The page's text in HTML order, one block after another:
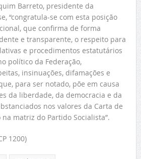
Barreto, presidente da
“congratula-se com esta posição
que confirma de forma
e transparente, o respeito para
e procedimentos estatutários
político da Federação,
insinuações, difamações e
para ser notado, põe em causa
da liberdade, da democracia e da
nos valores da Carta de
matriz do Partido Socialista”.
1200)